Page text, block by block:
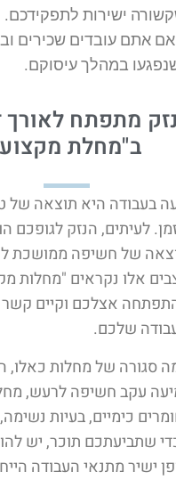
ישירות לתפקידכם.
אם אתם עובדים שכירים
במהלך עיסוקם.
מתפתח לאורך
ב"מחלת
בעבודה היא תוצאה של
לעיתים, הנזק לגופכם
של חשיפה ממושכת
אלו נקראים "מחלות
אצלכם וקיים קשר
שלכם.
סגורה של מחלות כאלו,
עקב חשיפה לרעש,
כימיים, בעיות
שתביעתכם תוכר, יש
ישיר מתנאי העבודה